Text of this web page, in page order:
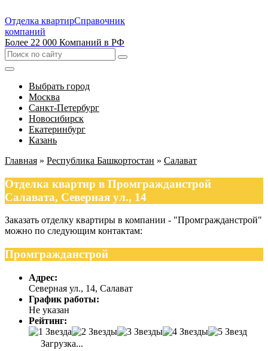
Отделка квартирСправочник
компаний
Более 22 000 Компаний в РФ
Выбрать город
Москва
Санкт-Петербург
Новосибирск
Екатеринбург
Казань
Главная » Республика Башкортостан » Салават
Отделка квартир в Промгражданстрой
Салавата, Северная ул., 14
Заказать отделку квартиры в компании - "Промгражданстрой"
можно по следующим контактам:
Промгражданстрой
Адрес:
Северная ул., 14, Салават
График работы:
Не указан
Рейтинг:
Загрузка...